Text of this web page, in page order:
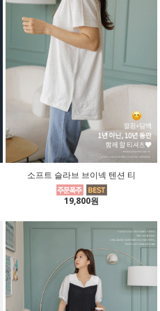
소프트 슬라브 브이넥 텐션 티
19,800원